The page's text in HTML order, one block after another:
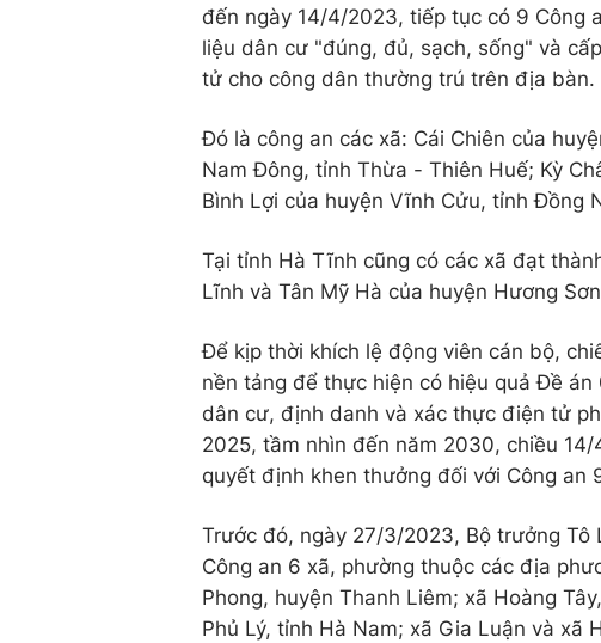
đến ngày 14/4/2023, tiếp tục có 9 Công
liệu dân cư "đúng, đủ, sạch, sống" và
tử cho công dân thường trú trên địa bàn.
Đó là công an các xã: Cái Chiên của
Nam Đông, tỉnh Thừa - Thiên Huế; Kỳ
Bình Lợi của huyện Vĩnh Cửu, tỉnh Đồng
Tại tỉnh Hà Tĩnh cũng có các xã đạt
Lĩnh và Tân Mỹ Hà của huyện Hương
Để kịp thời khích lệ động viên cán bộ,
nền tảng để thực hiện có hiệu quả Đề
dân cư, định danh và xác thực điện tử
2025, tầm nhìn đến năm 2030, chiều
quyết định khen thưởng đối với Công an
Trước đó, ngày 27/3/2023, Bộ trưởng
Công an 6 xã, phường thuộc các địa
Phong, huyện Thanh Liêm; xã Hoàng
Phủ Lý, tỉnh Hà Nam; xã Gia Luận và xã